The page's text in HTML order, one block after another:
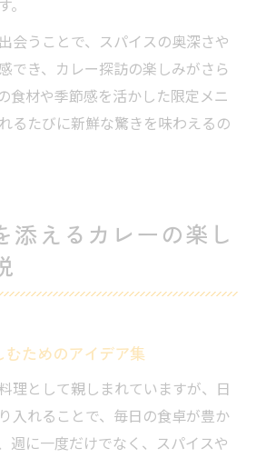
会うことで、スパイスの奥深さや
でき、カレー探訪の楽しみがさら
食材や季節感を活かした限定メニ
るたびに新鮮な驚きを味わえるの
添えるカレーの楽し
むためのアイデア集
理として親しまれていますが、日
入れることで、毎日の食卓が豊か
週に一度だけでなく、スパイスや